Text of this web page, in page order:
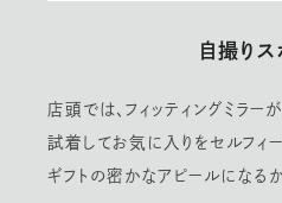
自撮りス
店頭では、フィッティングミラー
試着してお気に入りをセルフィー
ギフトの密かなアピールになるか